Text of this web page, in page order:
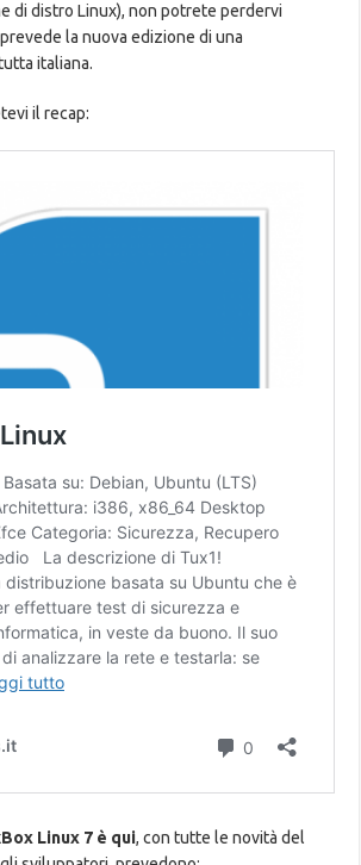
di distro Linux), non potrete perdervi
la nuova edizione di una
italiana.
il recap:
Linux 7 è qui, con tutte le novità del